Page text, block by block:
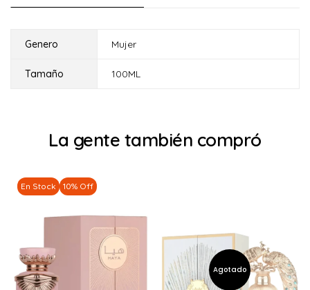
Genero Mujer
Tamaño 100ML
La gente también compró
En Stock 10% Off